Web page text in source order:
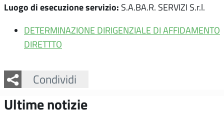
Luogo di esecuzione servizio: S.A.BA.R. SERVIZI S.r.l.
DETERMINAZIONE DIRIGENZIALE DI AFFIDAMENTO
DIRETTTO
Condividi
Facebook
Twitter
Whatsapp
Ultime notizie